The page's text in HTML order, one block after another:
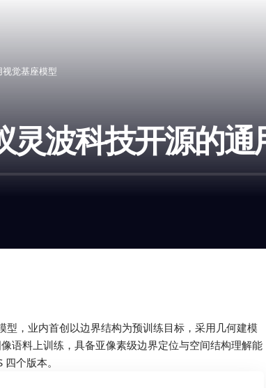
觉基座模型
波科技开源的通
，业内首创以边界结构为预训练目标，采用几何建模
语料上训练，具备亚像素级边界定位与空间结构理解能
个版本。